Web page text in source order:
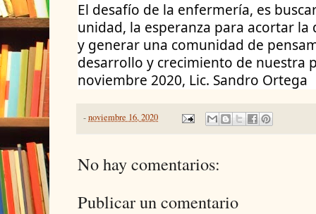
El desafío de la enfermería, es
unidad, la esperanza para acortar
y generar una comunidad de
desarrollo y crecimiento de nuestra
noviembre 2020, Lic. Sandro Ortega
-noviembre 16, 2020
No hay comentarios:
Publicar un comentario